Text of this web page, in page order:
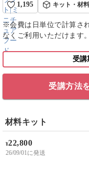
1,195 キット・材料
※会費は日単位で計算さ
なくご利用いただけます。
受講
受講方法
材料キット
¥22,800
26/09/01に発送